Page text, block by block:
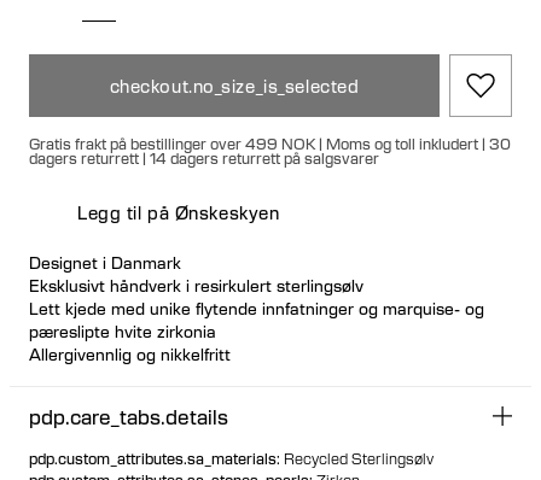
checkout.no_size_is_selected
Gratis frakt på bestillinger over 499 NOK | Moms og toll inkludert | 30
dagers returrett | 14 dagers returrett på salgsvarer
Legg til på Ønskeskyen
Designet i Danmark
Eksklusivt håndverk i resirkulert sterlingsølv
Lett kjede med unike flytende innfatninger og marquise- og
pæreslipte hvite zirkonia
Allergivennlig og nikkelfritt
Lengden er 42 cm
pdp.care_tabs.details
pdp.custom_attributes.sa_materials: Recycled Sterlingsølv